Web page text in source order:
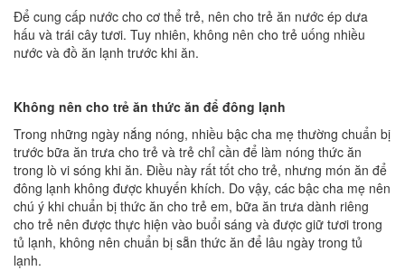
Để cung cấp nước cho cơ thể trẻ, nên cho trẻ ăn nước ép dưa
hấu và trái cây tươi. Tuy nhiên, không nên cho trẻ uống nhiều
nước và đồ ăn lạnh trước khi ăn.
Không nên cho trẻ ăn thức ăn để đông lạnh
Trong những ngày nắng nóng, nhiều bậc cha mẹ thường chuẩn bị
trước bữa ăn trưa cho trẻ và trẻ chỉ cần để làm nóng thức ăn
trong lò vi sóng khi ăn. Điều này rất tốt cho trẻ, nhưng món ăn để
đông lạnh không được khuyến khích. Do vậy, các bậc cha mẹ nên
chú ý khi chuẩn bị thức ăn cho trẻ em, bữa ăn trưa dành riêng
cho trẻ nên được thực hiện vào buổi sáng và được giữ tươi trong
tủ lạnh, không nên chuẩn bị sẵn thức ăn để lâu ngày trong tủ
lạnh.